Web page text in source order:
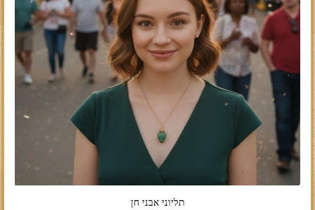
תליוני אבני חן